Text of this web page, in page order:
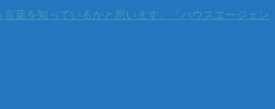
葉を知っているかと思います。「ハウスエージェン